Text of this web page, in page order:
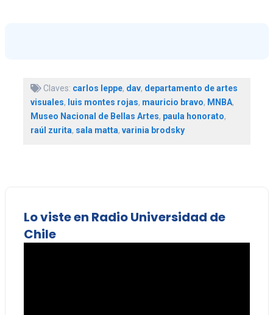
Claves: carlos leppe, dav, departamento de artes
visuales, luis montes rojas, mauricio bravo, MNBA,
Museo Nacional de Bellas Artes, paula honorato,
raúl zurita, sala matta, varinia brodsky
Lo viste en Radio Universidad de
Chile